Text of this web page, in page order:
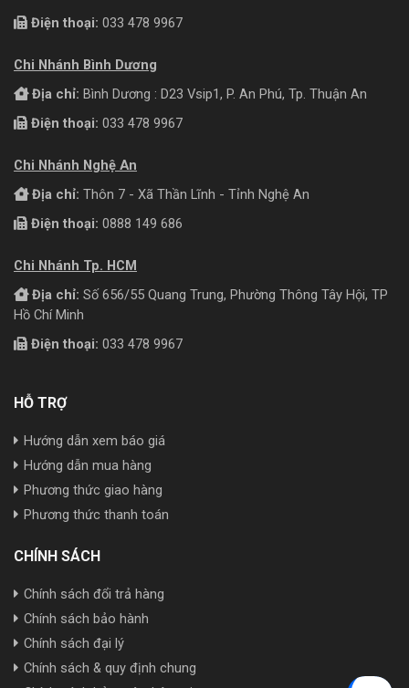
Điện thoại: 033 478 9967
Chi Nhánh Bình Dương
Địa chỉ: Bình Dương : D23 Vsip1, P. An Phú, Tp. Thuận An
Điện thoại: 033 478 9967
Chi Nhánh Nghệ An
Địa chỉ: Thôn 7 - Xã Thần Lĩnh - Tỉnh Nghệ An
Điện thoại: 0888 149 686
Chi Nhánh Tp. HCM
Địa chỉ: Số 656/55 Quang Trung, Phường Thông Tây Hội, TP
Hồ Chí Minh
Điện thoại: 033 478 9967
HỖ TRỢ
Hướng dẫn xem báo giá
Hướng dẫn mua hàng
Phương thức giao hàng
Phương thức thanh toán
CHÍNH SÁCH
Chính sách đổi trả hàng
Chính sách bảo hành
Chính sách đại lý
Chính sách & quy định chung